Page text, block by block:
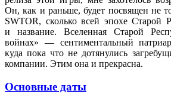
Он, как и раньше, будет посвящен не
SWTOR, сколько всей эпохе Старой
и название. Вселенная Старой
войнах» —сентиментальный
куда пока чтоне дотянулись
компании. Этим она и прекрасна.
Основные даты